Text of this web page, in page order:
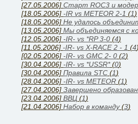
[27.05.2006] Старт ROC3 и
[18.05.2006] -IR vs METEOR 2-1 (1)
[18.05.2006] Не удалось
[13.05.2006] Мы объединяемся с
[12.05.2006] -IR- vs *RP 3-0 (4)
[11.05.2006] -IR- vs X-RACE 2 - 1 (4)
[02.05.2006] -IR- vs GMC 2- 0 (2)
[30.04.2006] -IR- vs *USSR*(0)
[30.04.2006] Правила STC (1)
[28.04.2006] -IR- vs METEOR (1)
[27.04.2006] Завершено
[23.04.2006] ВВЦ (1)
[21.04.2006] Набор в команду(3)